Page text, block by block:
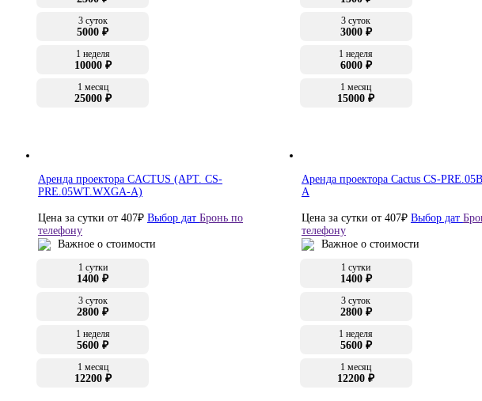
3 суток
5000 ₽
1 неделя
10000 ₽
1 месяц
25000 ₽
3 суток
3000 ₽
1 неделя
6000 ₽
1 месяц
15000 ₽
Аренда проектора CACTUS (АРТ. CS-
PRE.05WT.WXGA-A)
Цена за сутки от 407₽ Выбор дат Бронь по
телефону
Важное о стоимости
1 сутки
1400 ₽
3 суток
2800 ₽
1 неделя
5600 ₽
1 месяц
12200 ₽
Аренда проектора Cactus CS-
A
Цена за сутки от 407₽ Выбор дат
телефону
Важное о стоимости
1 сутки
1400 ₽
3 суток
2800 ₽
1 неделя
5600 ₽
1 месяц
12200 ₽